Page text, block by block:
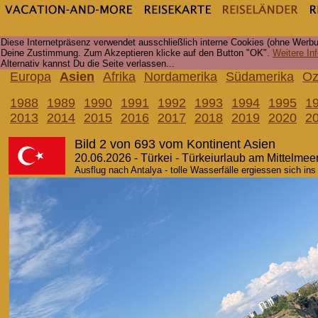
Diese Internetpräsenz verwendet ausschließlich interne Cookies (ohne
Deine Zustimmung. Zum Akzeptieren klicke auf den Button "OK". Weitere
Alternativ kannst Du die Seite verlassen...
Europa Asien Afrika Nordamerika Südamerika
1988
1989 1990 1991 1992 1993 1994 1995
2013
2014 2015 2016 2017 2018 2019 2020
Bild 2 von 693 vom Kontinent Asien
20.06.2026 - Türkei - Türkeiurlaub am
Ausflug nach Antalya - tolle Wasserfälle ergiessen sich ins